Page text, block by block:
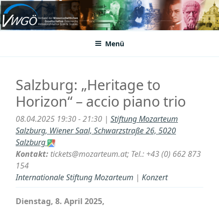
Zum
Inhalt
springenVWGÖ
Federation of Austrian Scientific Societies
Menü
Salzburg: „Heritage to
Horizon“ – accio piano trio
08.04.2025 19:30 - 21:30 | Stiftung Mozarteum
Salzburg, Wiener Saal, Schwarzstraße 26, 5020
Salzburg
Kontakt: tickets@mozarteum.at; Tel.: +43 (0) 662 873
154
Internationale Stiftung Mozarteum | Konzert
Dienstag, 8. April 2025,